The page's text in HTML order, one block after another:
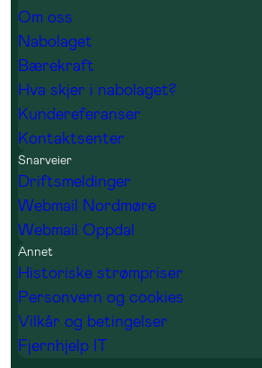
Om oss
Nabolaget
Bærekraft
Hva skjer i nabolaget?
Kundereferanser
Kontaktsenter
Snarveier
Driftsmeldinger
Webmail Nordmøre
Webmail Oppdal
Annet
Historiske strømpriser
Personvern og cookies
Vilkår og betingelser
Fjernhjelp IT